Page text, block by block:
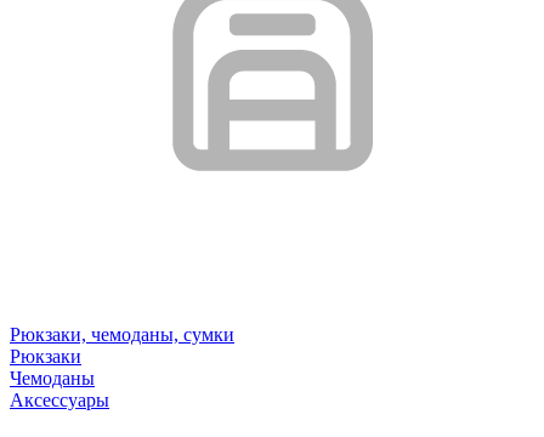
Рюкзаки, чемоданы, сумки
Рюкзаки
Чемоданы
Аксессуары